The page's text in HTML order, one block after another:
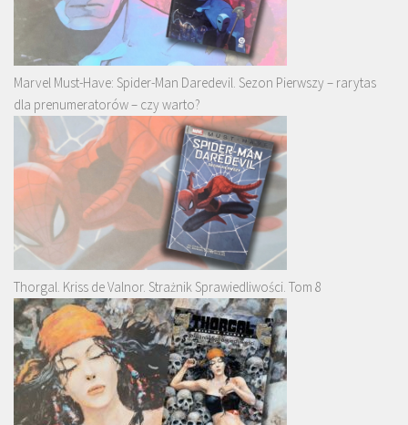
Marvel Must-Have: Spider-Man Daredevil. Sezon Pierwszy – rarytas
dla prenumeratorów – czy warto?
Thorgal. Kriss de Valnor. Strażnik Sprawiedliwości. Tom 8